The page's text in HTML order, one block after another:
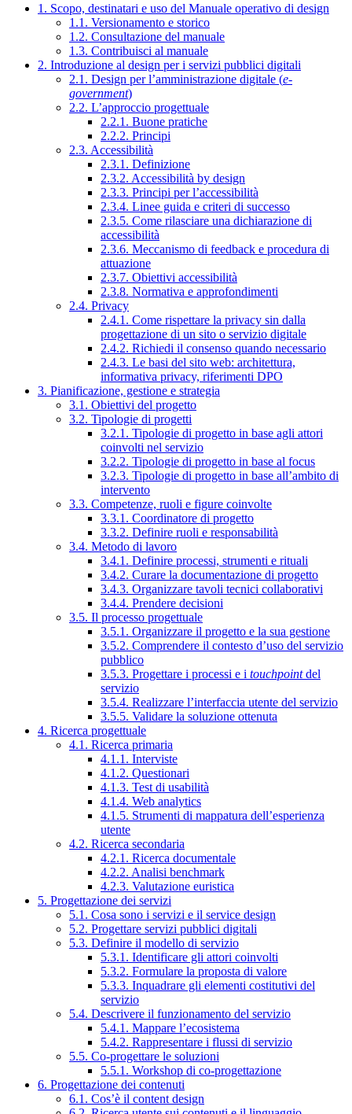
1. Scopo, destinatari e uso del Manuale operativo di design
1.1. Versionamento e storico
1.2. Consultazione del manuale
1.3. Contribuisci al manuale
2. Introduzione al design per i servizi pubblici digitali
2.1. Design per l’amministrazione digitale (e-
government)
2.2. L’approccio progettuale
2.2.1. Buone pratiche
2.2.2. Principi
2.3. Accessibilità
2.3.1. Definizione
2.3.2. Accessibilità by design
2.3.3. Principi per l’accessibilità
2.3.4. Linee guida e criteri di successo
2.3.5. Come rilasciare una dichiarazione di
accessibilità
2.3.6. Meccanismo di feedback e procedura di
attuazione
2.3.7. Obiettivi accessibilità
2.3.8. Normativa e approfondimenti
2.4. Privacy
2.4.1. Come rispettare la privacy sin dalla
progettazione di un sito o servizio digitale
2.4.2. Richiedi il consenso quando necessario
2.4.3. Le basi del sito web: architettura,
informativa privacy, riferimenti DPO
3. Pianificazione, gestione e strategia
3.1. Obiettivi del progetto
3.2. Tipologie di progetti
3.2.1. Tipologie di progetto in base agli attori
coinvolti nel servizio
3.2.2. Tipologie di progetto in base al focus
3.2.3. Tipologie di progetto in base all’ambito di
intervento
3.3. Competenze, ruoli e figure coinvolte
3.3.1. Coordinatore di progetto
3.3.2. Definire ruoli e responsabilità
3.4. Metodo di lavoro
3.4.1. Definire processi, strumenti e rituali
3.4.2. Curare la documentazione di progetto
3.4.3. Organizzare tavoli tecnici collaborativi
3.4.4. Prendere decisioni
3.5. Il processo progettuale
3.5.1. Organizzare il progetto e la sua gestione
3.5.2. Comprendere il contesto d’uso del servizio
pubblico
3.5.3. Progettare i processi e i touchpointdel
servizio
3.5.4. Realizzare l’interfaccia utente del servizio
3.5.5. Validare la soluzione ottenuta
4. Ricerca progettuale
4.1. Ricerca primaria
4.1.1. Interviste
4.1.2. Questionari
4.1.3. Test di usabilità
4.1.4. Web analytics
4.1.5. Strumenti di mappatura dell’esperienza
utente
4.2. Ricerca secondaria
4.2.1. Ricerca documentale
4.2.2. Analisi benchmark
4.2.3. Valutazione euristica
5. Progettazione dei servizi
5.1. Cosa sono i servizi e il service design
5.2. Progettare servizi pubblici digitali
5.3. Definire il modello di servizio
5.3.1. Identificare gli attori coinvolti
5.3.2. Formulare la proposta di valore
5.3.3. Inquadrare gli elementi costitutivi del
servizio
5.4. Descrivere il funzionamento del servizio
5.4.1. Mappare l’ecosistema
5.4.2. Rappresentare i flussi di servizio
5.5. Co-progettare le soluzioni
5.5.1. Workshop di co-progettazione
6. Progettazione dei contenuti
6.1. Cos’è il content design